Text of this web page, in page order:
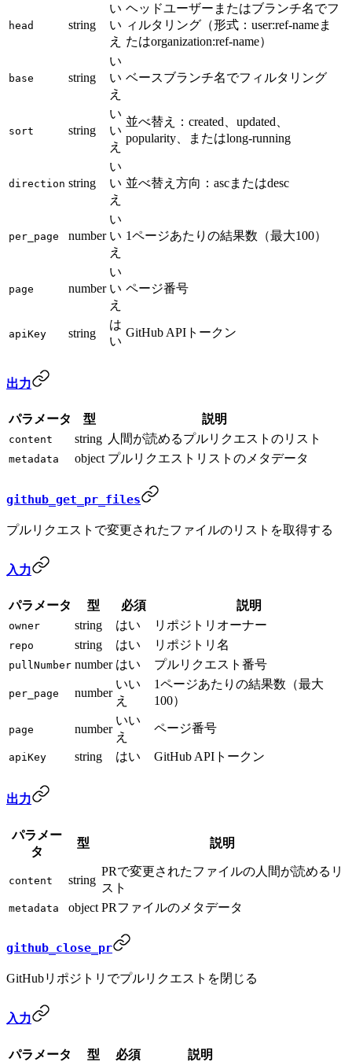
head string
い
い
え
ヘッドユーザーまたはブランチ名でフ
ィルタリング（形式：user:ref-nameま
たはorganization:ref-name）
base string
い
い
え
ベースブランチ名でフィルタリング
sort string
い
い
え
並べ替え：created、updated、
popularity、またはlong-running
direction string
い
い
え
並べ替え方向：ascまたはdesc
per_page number
い
い
え
1ページあたりの結果数（最大100）
page number
い
い
え
ページ番号
apiKey string
は
い
GitHub APIトークン
出力
パラメータ 型 説明
content string 人間が読めるプルリクエストのリスト
metadata object プルリクエストリストのメタデータ
github_get_pr_files
プルリクエストで変更されたファイルのリストを取得する
入力
パラメータ 型 必須 説明
owner string はい リポジトリオーナー
repo string はい リポジトリ名
pullNumber number はい プルリクエスト番号
per_page number
いい
え
1ページあたりの結果数（最大
100）
page number
いい
え
ページ番号
apiKey string はい GitHub APIトークン
出力
パラメー
タ
型 説明
content string
PRで変更されたファイルの人間が読めるリ
スト
metadata object PRファイルのメタデータ
github_close_pr
GitHubリポジトリでプルリクエストを閉じる
入力
パラメータ 型 必須 説明